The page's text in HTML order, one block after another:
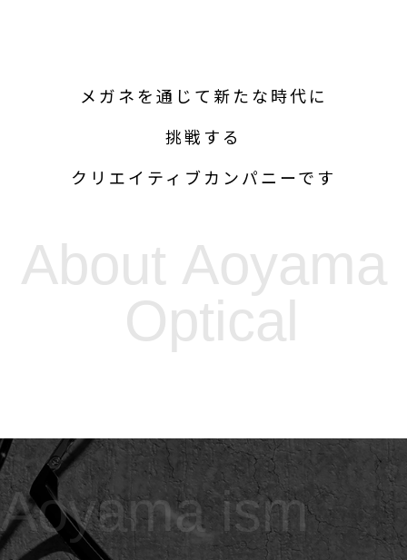
メガネを通じて新たな時代に
挑戦する
クリエイティブカンパニーです
About Aoyama
Optical
Aoyama ism